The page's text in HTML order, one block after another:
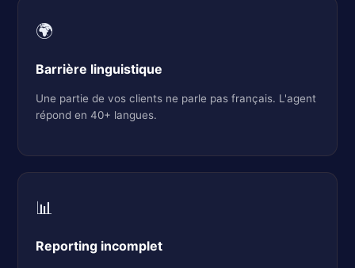
🌍
Barrière linguistique
Une partie de vos clients ne parle pas français. L'agent
répond en 40+ langues.
📊
Reporting incomplet